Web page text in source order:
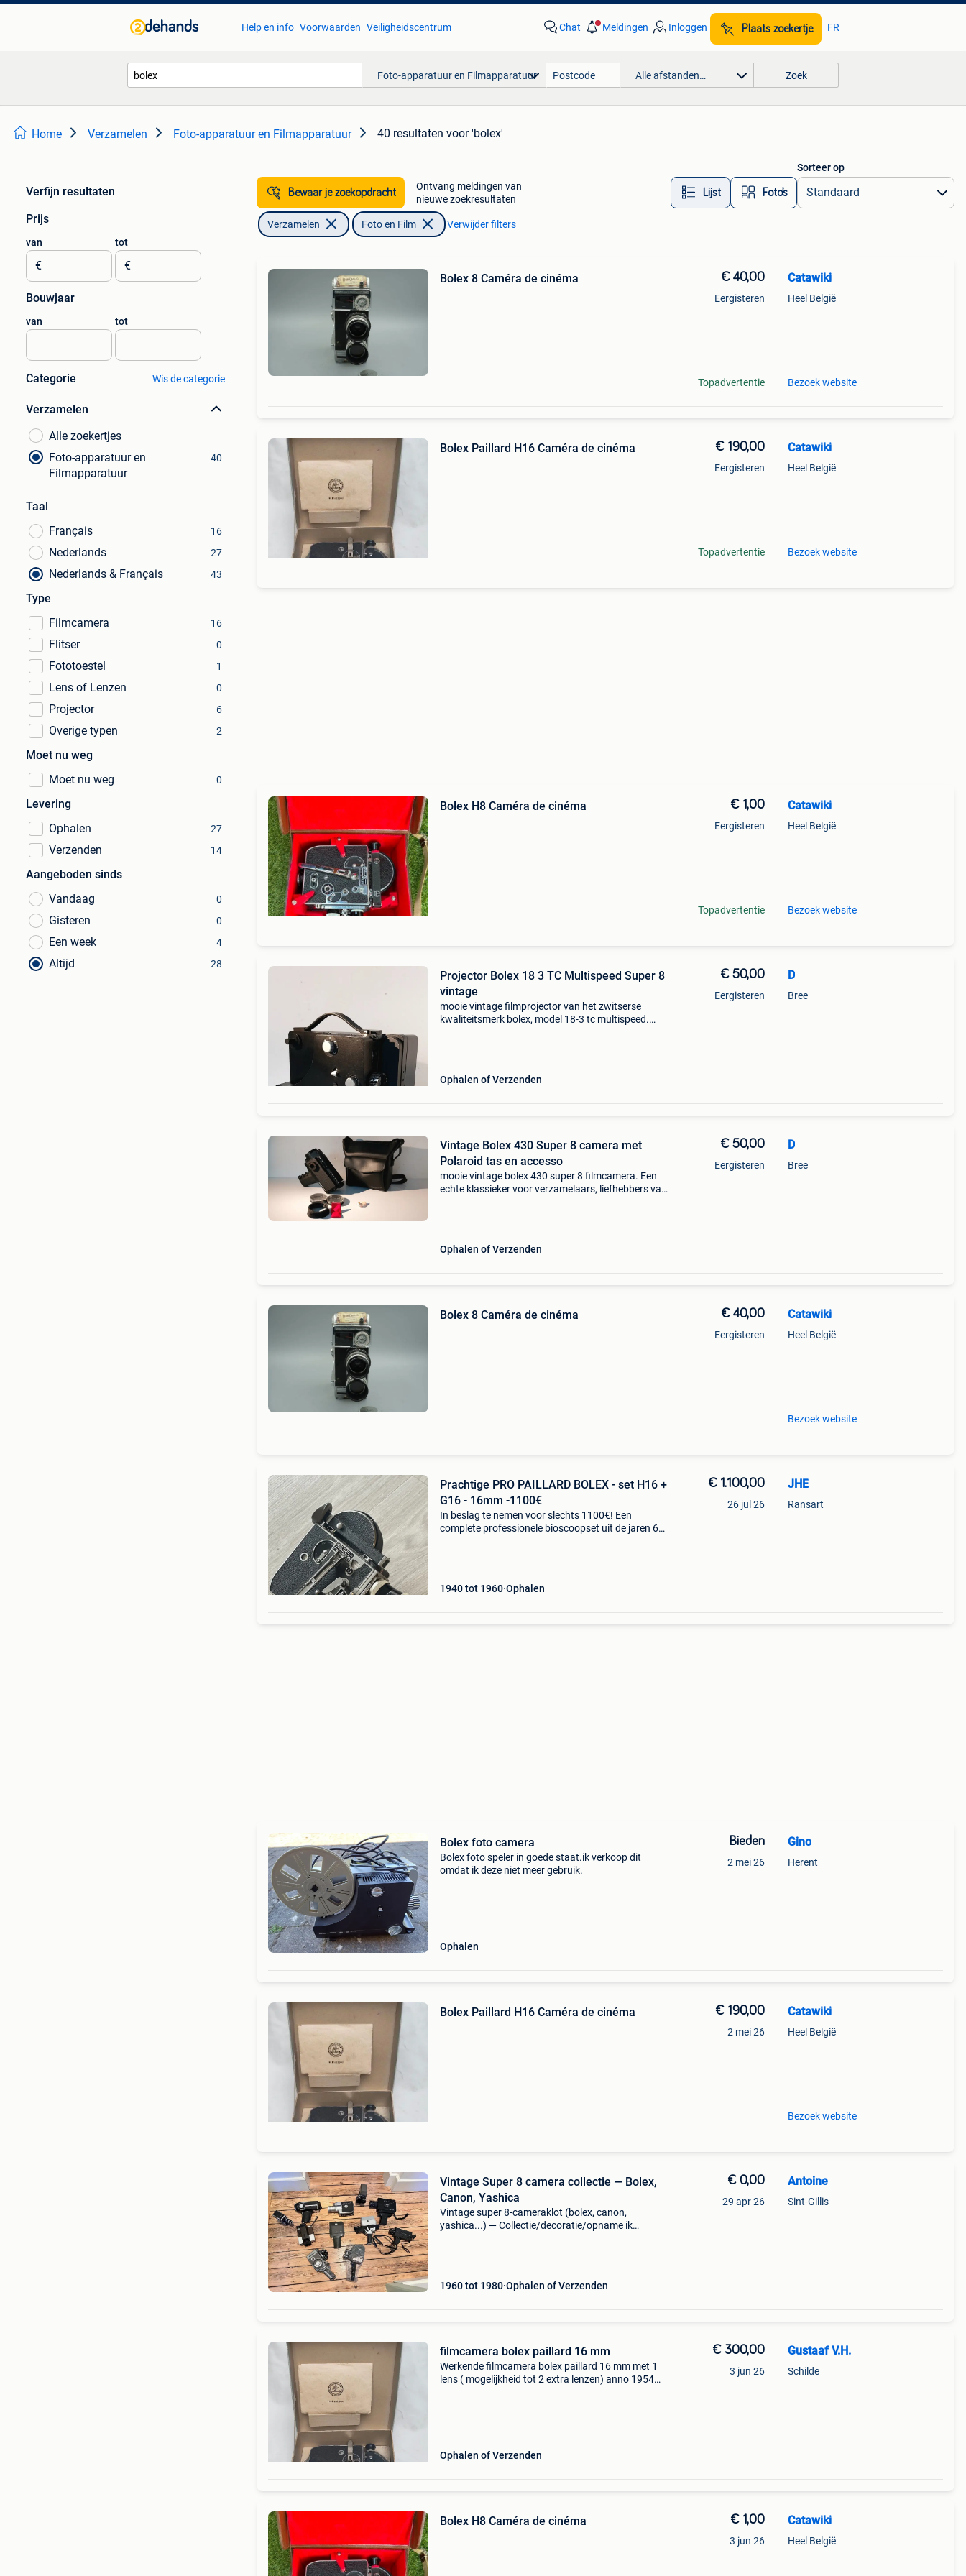
Help en info Voorwaarden Veiligheidscentrum Chat Meldingen Inloggen Plaats zoekertje FR
Foto-apparatuur en Filmapparatuur Alle afstanden… Zoek
Home Verzamelen Foto-apparatuur en Filmapparatuur 40 resultaten voor 'bolex'
Verfijn resultaten
Prijs
van
€
tot
€
Bouwjaar
van tot
Categorie Wis de categorie
Verzamelen
Alle zoekertjes
Foto-apparatuur en
Filmapparatuur
40
Taal
Français
16
Nederlands 27
Nederlands & Français 43
Type
Filmcamera
16
Flitser 0
Fototoestel 1
Lens of Lenzen 0
Projector 6
Overige typen 2
Moet nu weg
Moet nu weg
0
Levering
Ophalen
27
Verzenden 14
Aangeboden sinds
Vandaag
0
Gisteren 0
Een week 4
Altijd 28
Bewaar je zoekopdracht
Ontvang meldingen van
nieuwe zoekresultaten
Lijst Foto’s
Sorteer op
Verzamelen Foto en Film Verwijder filters
Bolex 8 Caméra de cinéma € 40,00
Eergisteren
Topadvertentie
Catawiki
Heel België
Bezoek website
Bolex Paillard H16 Caméra de cinéma € 190,00
Eergisteren
Topadvertentie
Catawiki
Heel België
Bezoek website
Bolex H8 Caméra de cinéma € 1,00
Eergisteren
Topadvertentie
Catawiki
Heel België
Bezoek website
Projector Bolex 18 3 TC Multispeed Super 8
vintage
​mooie vintage filmprojector van het zwitserse
kwaliteitsmerk bolex, model 18-3 tc multispeed.
Ophalen of Verzenden
€ 50,00
Eergisteren
D
Bree
Vintage Bolex 430 Super 8 camera met
Polaroid tas en accesso
​mooie vintage bolex 430 super 8 filmcamera. Een
echte klassieker voor verzamelaars, liefhebbers van
Ophalen of Verzenden
€ 50,00
Eergisteren
D
Bree
Bolex 8 Caméra de cinéma € 40,00
Eergisteren
Catawiki
Heel België
Bezoek website
Prachtige PRO PAILLARD BOLEX - set H16 +
G16 - 16mm -1100€
In beslag te nemen voor slechts 1100€! Een
complete professionele bioscoopset uit de jaren 60
1940 tot 1960 Ophalen
€ 1.100,00
26 jul 26
JHE
Ransart
Bolex foto camera
Bolex foto speler in goede staat.ik verkoop dit
omdat ik deze niet meer gebruik.
Ophalen
Bieden
2 mei 26
Gino
Herent
Bolex Paillard H16 Caméra de cinéma € 190,00
2 mei 26
Catawiki
Heel België
Bezoek website
Vintage Super 8 camera collectie — Bolex,
Canon, Yashica
Vintage super 8-cameraklot (bolex, canon,
yashica...) — Collectie/decoratie/opname ik
1960 tot 1980 Ophalen of Verzenden
€ 0,00
29 apr 26
Antoine
Sint-Gillis
filmcamera bolex paillard 16 mm
Werkende filmcamera bolex paillard 16 mm met 1
lens ( mogelijkheid tot 2 extra lenzen) anno 1954
Ophalen of Verzenden
€ 300,00
3 jun 26
Gustaaf V.H.
Schilde
Bolex H8 Caméra de cinéma € 1,00
3 jun 26
Catawiki
Heel België